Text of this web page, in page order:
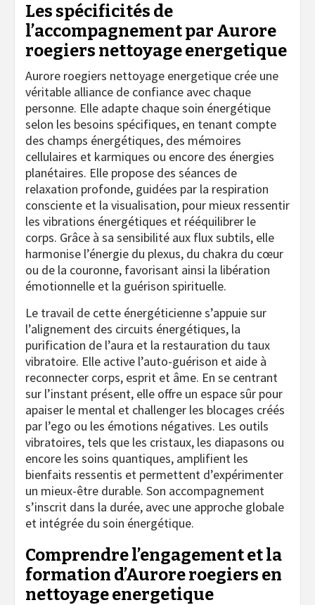
Les spécificités de
l’accompagnement par Aurore
roegiers nettoyage energetique
Aurore roegiers nettoyage energetique crée une
véritable alliance de confiance avec chaque
personne. Elle adapte chaque soin énergétique
selon les besoins spécifiques, en tenant compte
des champs énergétiques, des mémoires
cellulaires et karmiques ou encore des énergies
planétaires. Elle propose des séances de
relaxation profonde, guidées par la respiration
consciente et la visualisation, pour mieux ressentir
les vibrations énergétiques et rééquilibrer le
corps. Grâce à sa sensibilité aux flux subtils, elle
harmonise l’énergie du plexus, du chakra du cœur
ou de la couronne, favorisant ainsi la libération
émotionnelle et la guérison spirituelle.
Le travail de cette énergéticienne s’appuie sur
l’alignement des circuits énergétiques, la
purification de l’aura et la restauration du taux
vibratoire. Elle active l’auto-guérison et aide à
reconnecter corps, esprit et âme. En se centrant
sur l’instant présent, elle offre un espace sûr pour
apaiser le mental et challenger les blocages créés
par l’ego ou les émotions négatives. Les outils
vibratoires, tels que les cristaux, les diapasons ou
encore les soins quantiques, amplifient les
bienfaits ressentis et permettent d’expérimenter
un mieux-être durable. Son accompagnement
s’inscrit dans la durée, avec une approche globale
et intégrée du soin énergétique.
Comprendre l’engagement et la
formation d’Aurore roegiers en
nettoyage energetique